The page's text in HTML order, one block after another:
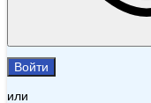
Войти
или